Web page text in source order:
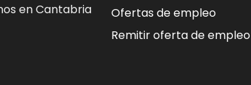
en Cantabria
Ofertas de empleo
Remitir oferta de empleo